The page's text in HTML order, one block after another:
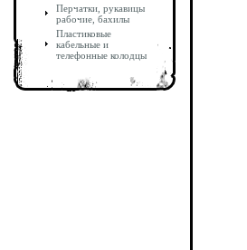
Перчатки, рукавицы
рабочие, бахилы
Пластиковые
кабельные и
телефонные колодцы